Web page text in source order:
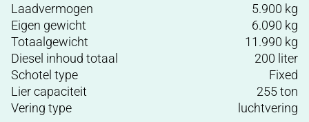
Laadvermogen
5.900 kg
Eigen gewicht
6.090 kg
Totaalgewicht
11.990 kg
Diesel inhoud totaal
200 liter
Schotel type
Fixed
Lier capaciteit
255 ton
Vering type
luchtvering